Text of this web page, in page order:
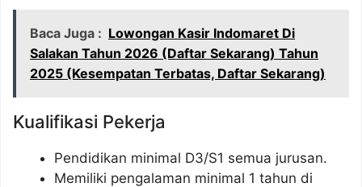
Baca Juga : Lowongan Kasir Indomaret Di
Salakan Tahun 2026 (Daftar Sekarang) Tahun
2025 (Kesempatan Terbatas, Daftar Sekarang)
Kualifikasi Pekerja
Pendidikan minimal D3/S1 semua jurusan.
Memiliki pengalaman minimal 1 tahun di